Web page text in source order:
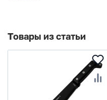
Товары из статьи